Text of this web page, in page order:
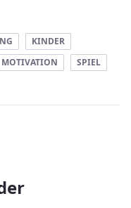
KINDER
MOTIVATION
SPIEL